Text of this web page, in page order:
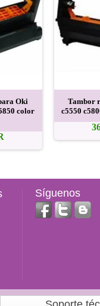
Oki
color
Tambor
c5550
Síguenos